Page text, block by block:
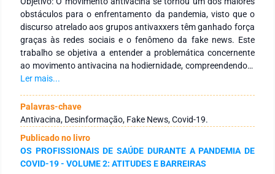
obstáculos para o enfrentamento da pandemia, visto que o
discurso atrelado aos grupos antivaxxers têm ganhado força
graças às redes sociais e o fenômeno da fake news. Este
trabalho se objetiva a entender a problemática concernente
ao movimento antivacina na hodiernidade, compreendendo-o
como uma problemática com raízes no contexto social e
bibliográfica nas bases de pesquisa Coordenação de
Aperfeiçoamento de Pessoal de Nível Superior (CAPES) e a
Biblioteca Virtual de Saúde (BVS). Resultados: Com base nos
9 artigos analisados, foi possível verificar que o movimento
antivacina atual é um sintoma da pós-modernidade, e a
manutenção de seu discurso é devido ao distanciamento dos
Ler mais...
Palavras-chave
Antivacina, Desinformação, Fake News, Covid-19.
Publicado no livro
OS PROFISSIONAIS DE SAÚDE DURANTE A PANDEMIA DE
COVID-19 - VOLUME 2: ATITUDES E BARREIRAS